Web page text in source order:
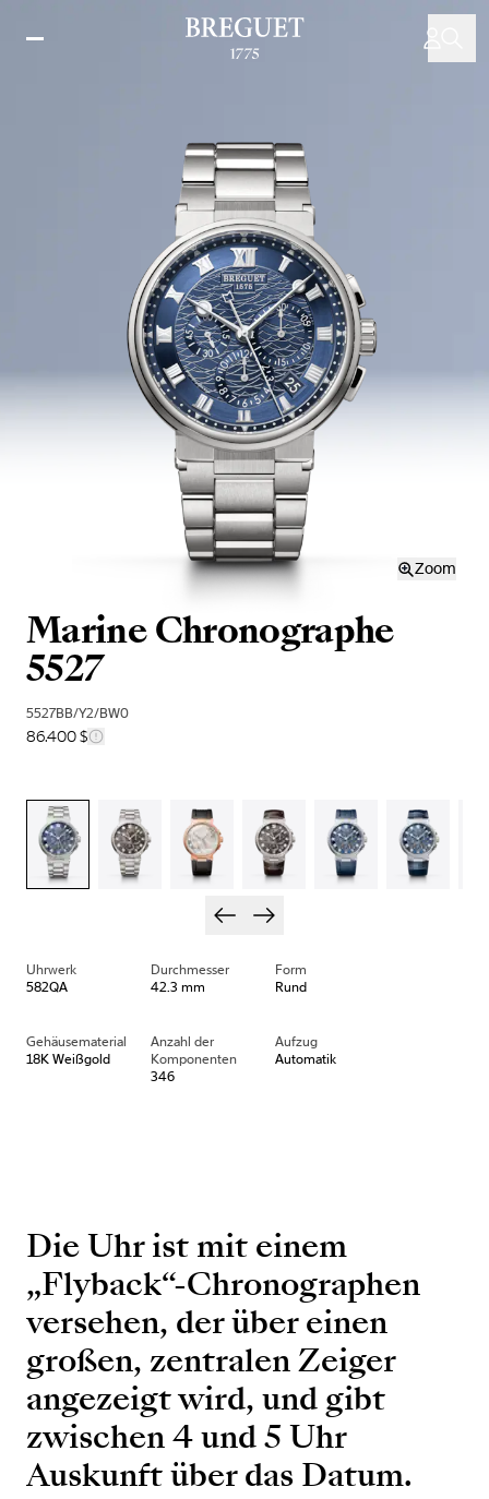
zum
Zoom
Marine Chronographe
5527
5527BB/Y2/BW0
86.400 $
Uhrwerk
582QA
Durchmesser
42.3 mm
Form
Rund
Gehäusematerial
18K Weißgold
Anzahl der
Komponenten
346
Aufzug
Automatik
Die Uhr ist mit einem
„Flyback“-Chronographen
versehen, der über einen
großen, zentralen Zeiger
angezeigt wird, und gibt
zwischen 4 und 5 Uhr
Auskunft über das Datum.